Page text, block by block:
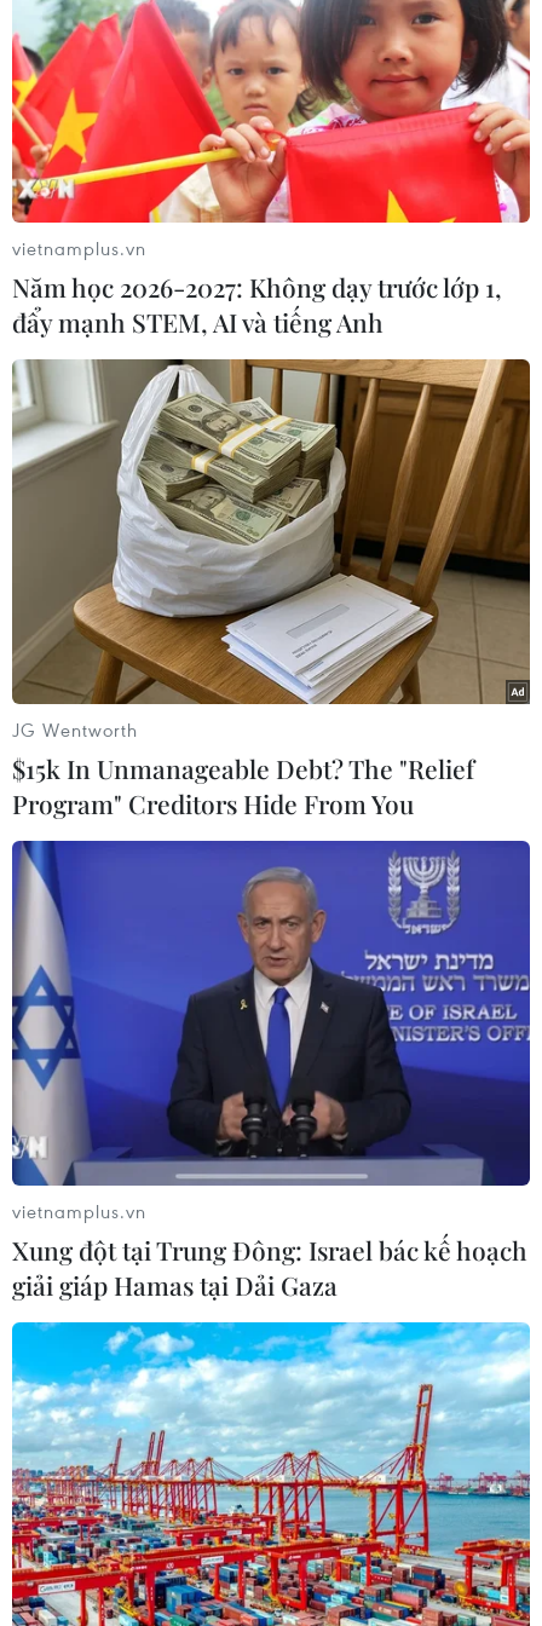
#Đỗ Kỳ Phong #Julien Rejl
#Liên hoan phim Cannes
#DANAFF
#điện ảnh Việt Nam
#giám khảo quốc tế
#liên hoan phim
Theo dõi VietnamPlus
TIN LIÊN QUAN
Nhiều gương mặt nổi trội thử vai nữ Anh
hùng Võ Thị Sáu trong phim "Đất đỏ"
18/05/2026 08:40
So với các bản phim từ hơn 30 năm trước, phim điện
ảnh "Đất đỏ" được hứa hẹn một lối tiếp cận trực diện và
gai góc hơn, đặt nhân vật trong sự khắc nghiệt và khốc
liệt của chiến tranh.
“Vua nhạc Pop” Michael Jackson trở lại vị
trí dẫn đầu tại phòng vé Bắc Mỹ
vietnamplus.vn
Năm học 2026-2027: Không dạy trước lớp 1,
đẩy mạnh STEM, AI và tiếng Anh
JG Wentworth
$15k In Unmanageable Debt? The "Relief
Program" Creditors Hide From You
vietnamplus.vn
Xung đột tại Trung Đông: Israel bác kế hoạch
giải giáp Hamas tại Dải Gaza